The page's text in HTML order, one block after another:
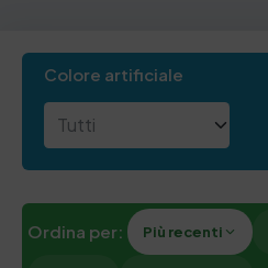
Colore artificiale
Ordina per: Più recenti